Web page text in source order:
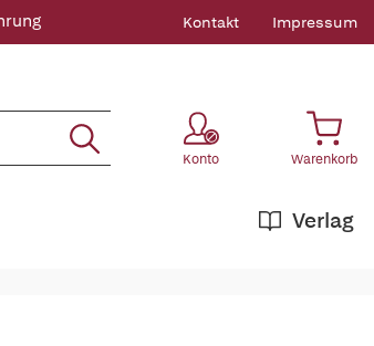
Kontakt Impressum
Konto Warenkorb
Verlag